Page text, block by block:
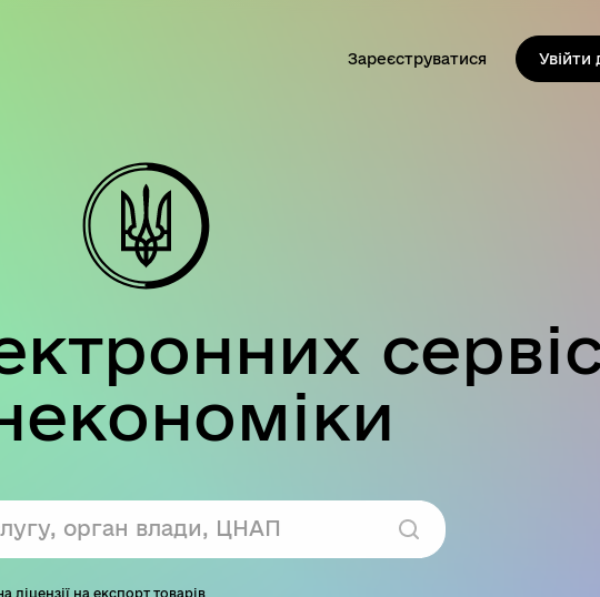
Зареєструватися Увійти
ліцензії на експорт товарів